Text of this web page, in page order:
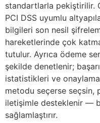
standartlarla pekiştirilir.
PCI DSS uyumlu
bilgileri son nesil
hareketlerinde çok
tutulur. Ayrıca ödeme
şekilde denetlenir;
istatistikleri ve onaylama
metodu seçerse seçsin,
iletişimle desteklenir —
sağlamlaştırır.